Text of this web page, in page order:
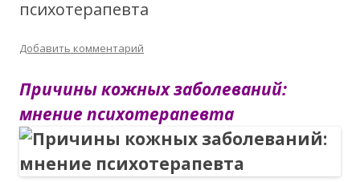
психотерапевта
Добавить комментарий
Причины кожных заболеваний:
мнение психотерапевта